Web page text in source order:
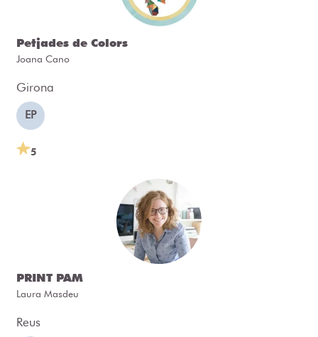
Petjades de Colors
Joana Cano
Girona
EP
5
PRINT PAM
Laura Masdeu
Reus